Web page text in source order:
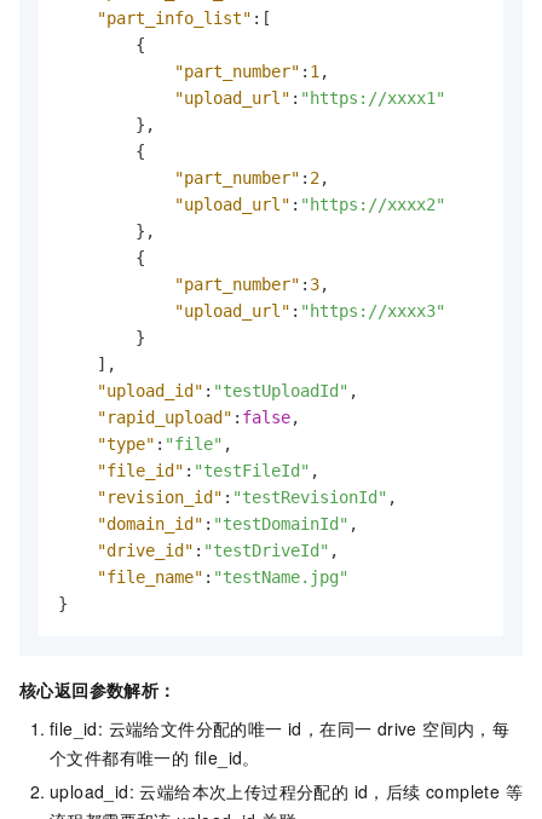
"part_info_list" : [
{
"part_number" : 1 ,
"upload_url" : "https://xxxx1"
} ,
{
"part_number" : 2,
"upload_url" : "https://xxxx2"
} ,
{
"part_number" : 3,
"upload_url" : "https://xxxx3"
}
] ,
"upload_id" : "testUploadId" ,
"rapid_upload" : false,
"type" : "file" ,
"file_id" : "testFileId" ,
"revision_id" : "testRevisionId" ,
"domain_id" : "testDomainId" ,
"drive_id" : "testDriveId" ,
"file_name" : "testName.jpg"
}
核心返回参数解析：
file_id: 云端给文件分配的唯一 id，在同一 drive 空间内，每
个文件都有唯一的 file_id。
upload_id: 云端给本次上传过程分配的 id，后续 complete 等